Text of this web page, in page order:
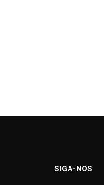
SIGA-NOS